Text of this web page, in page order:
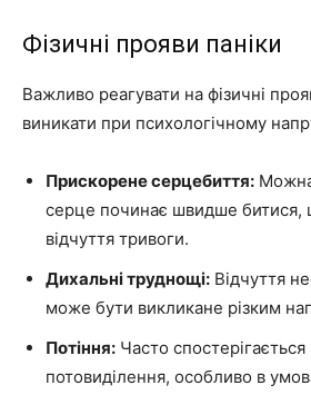
Фізичні прояви паніки
Важливо реагувати на фізичні
виникати при психологічному
Прискорене серцебиття:
серце починає швидше битися,
відчуття тривоги.
Дихальні труднощі: Відчуття
може бути викликане різким
Потіння: Часто
потовиділення, особливо в